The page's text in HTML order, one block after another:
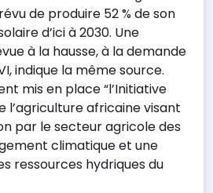
de produire 52 % de son
d’ici à 2030. Une
à la hausse, à la demande
indique la même source.
mis en place “l’Initiative
l’agriculture africaine visant
par le secteur agricole des
climatique et une
ressources hydriques du